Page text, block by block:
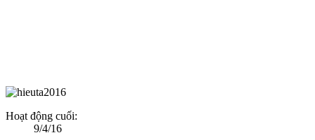
Hoạt động cuối:
9/4/16